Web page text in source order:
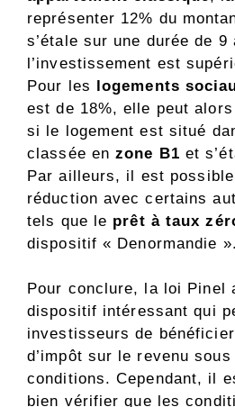
représenter 12% du
s’étale sur une durée de 9
l’investissement est
Pour les logements
est de 18%, elle peut alors
si le logement est situé
classée enzone B1 et
Par ailleurs, il est
réduction avec certains
tels que le prêt à taux
dispositif « Denormandie ».
Pour conclure, la loi Pinel
dispositif intéressant qui
investisseurs de bénéficier
d’impôt sur le revenu
conditions. Cependant, il
bien vérifier que les